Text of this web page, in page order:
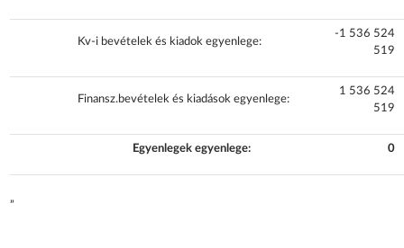
Kv-i bevételek és kiadok egyenlege:
-1 536 524
519
Finansz.bevételek és kiadások egyenlege:
1 536 524
519
Egyenlegek egyenlege: 0
„